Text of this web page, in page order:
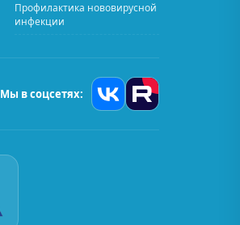
Профилактика нововирусной
инфекции
Мы в соцсетях: